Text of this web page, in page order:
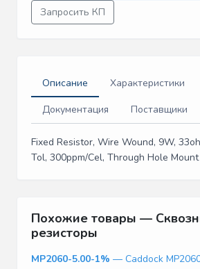
Запросить КП
Описание
Характеристики
Документация
Поставщики
Fixed Resistor, Wire Wound, 9W,
Tol, 300ppm/Cel, Through Hole Mount
Похожие товары —
резисторы
MP2060-5.00-1% — Caddock